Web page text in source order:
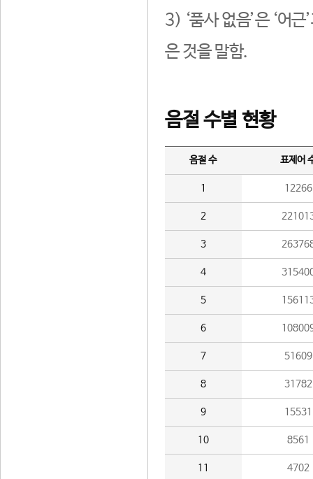
3) ‘품사 없음’은 ‘어
은 것을 말함.
음절 수별 현황
음절 수 표제어
1 12266
2
3
4
5
6
7 51609
8 31782
9 15531
10 8561
11 4702